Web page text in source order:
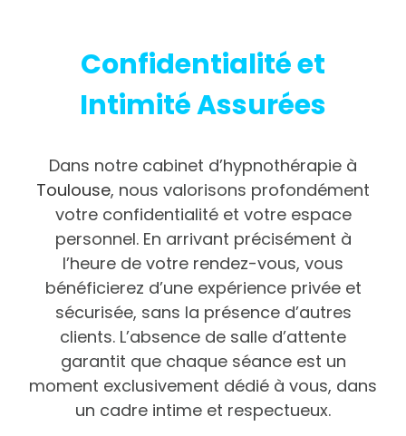
Confidentialité et
Intimité Assurées
Dans notre cabinet d’hypnothérapie à
Toulouse, nous valorisons profondément
votre confidentialité et votre espace
personnel. En arrivant précisément à
l’heure de votre rendez-vous, vous
bénéficierez d’une expérience privée et
sécurisée, sans la présence d’autres
clients. L’absence de salle d’attente
garantit que chaque séance est un
moment exclusivement dédié à vous, dans
un cadre intime et respectueux.